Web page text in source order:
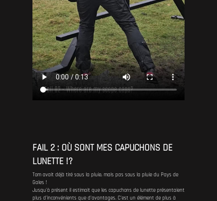
FAIL 2 : OÙ SONT MES CAPUCHONS DE
LUNETTE !?
Tom avait déjà tiré sous la pluie, mais pas sous la pluie du Pays de
Gales !
Jusqu'à présent il estimait que les capuchons de lunette présentaient
plus d'inconvénients que d'avantages. C'est un élément de plus à